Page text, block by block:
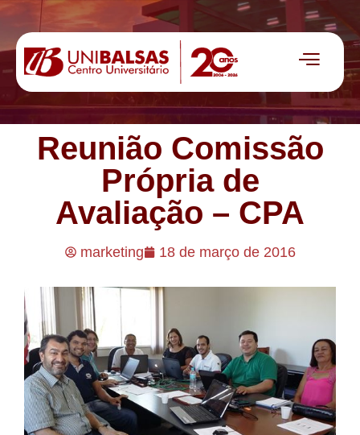
Reunião Comissão
Própria de
Avaliação – CPA
marketing 18 de março de 2016